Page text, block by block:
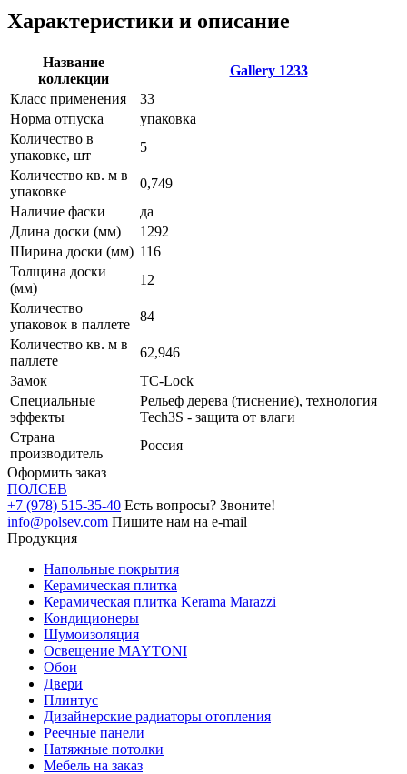
Характеристики и описание
Название
коллекции
Gallery 1233
Класс применения
33
Норма отпуска
упаковка
Количество в
упаковке, шт
5
Количество кв. м в
упаковке
0,749
Наличие фаски
да
Длина доски (мм)
1292
Ширина доски (мм) 116
Толщина доски
(мм)
12
Количество
упаковок в паллете
84
Количество кв. м в
паллете
62,946
Замок
TС-Lock
Специальные
эффекты
Рельеф дерева (тиснение), технология
Tech3S - защита от влаги
Страна
производитель
Россия
Оформить заказ
ПОЛСЕВ
+7 (978) 515-35-40 Есть вопросы? Звоните!
info@polsev.com Пишите нам на e-mail
Продукция
Напольные покрытия
Керамическая плитка
Керамическая плитка Kerama Marazzi
Кондиционеры
Шумоизоляция
Освещение MAYTONI
Обои
Двери
Плинтус
Дизайнерские радиаторы отопления
Реечные панели
Натяжные потолки
Мебель на заказ